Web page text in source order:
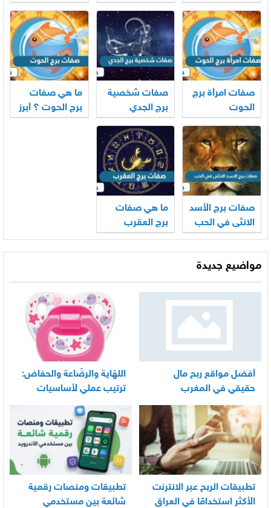
الحب
صفات امرأة برج
الحوت
صفات شخصية
برج الجدي
ما هي صفات
برج الحوت ؟ أبرز
صفات برج الأسد
الانثى في الحب
ما هي صفات
برج العقرب
مواضيع جديدة
أفضل مواقع ربح مال
حقيقي في المغرب
اللهّاية والرضّاعة والحفاض:
ترتيب عملي لأساسيات
العناية اليومية بالرضيع
تطبيقات الربح عبر الانترنت
الأكثر استخدامًا في العراق
تطبيقات ومنصات رقمية
شائعة بين مستخدمي